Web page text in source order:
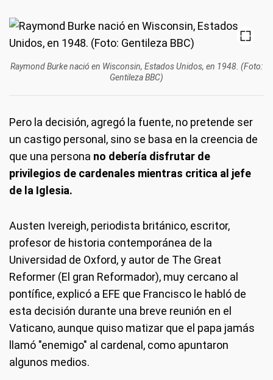
Raymond Burke nació en Wisconsin, Estados Unidos, en 1948. (Foto:
Gentileza BBC)
Pero la decisión, agregó la fuente, no pretende ser
un castigo personal, sino se basa en la creencia de
que una persona no debería disfrutar de
privilegios de cardenales mientras critica al jefe
de la Iglesia.
Austen Ivereigh, periodista británico, escritor,
profesor de historia contemporánea de la
Universidad de Oxford, y autor de The Great
Reformer (El gran Reformador), muy cercano al
pontífice, explicó a EFE que Francisco le habló de
esta decisión durante una breve reunión en el
Vaticano, aunque quiso matizar que el papa jamás
llamó "enemigo" al cardenal, como apuntaron
algunos medios.